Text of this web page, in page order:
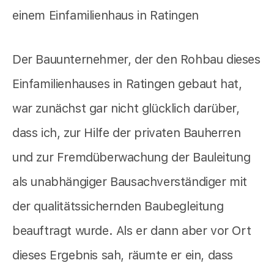
Der Bauunternehmer, der den Rohbau dieses
Einfamilienhauses in Ratingen gebaut hat,
war zunächst gar nicht glücklich darüber,
dass ich, zur Hilfe der privaten Bauherren
und zur Fremdüberwachung der Bauleitung
als unabhängiger Bausachverständiger mit
der qualitätssichernden Baubegleitung
beauftragt wurde. Als er dann aber vor Ort
dieses Ergebnis sah, räumte er ein, dass